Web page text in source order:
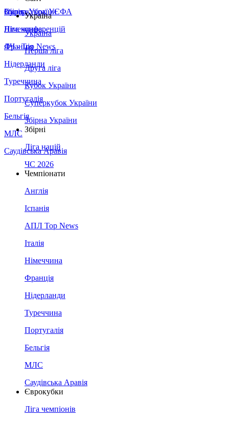
Збірна України
Італія
Німеччина
Франція
Нідерланди
Туреччина
Португалія
Бельгія
МЛС
Саудівська Аравія
Суперкубок УЄФА
Ліга конференцій
ЛЧ - Top News
Україна
Україна
Перша ліга
Друга ліга
Кубок України
Суперкубок України
Збірна України
Збірні
Ліга націй
ЧС 2026
Чемпіонати
Англія
Іспанія
АПЛ Top News
Італія
Німеччина
Франція
Нідерланди
Туреччина
Португалія
Бельгія
МЛС
Саудівська Аравія
Єврокубки
Ліга чемпіонів